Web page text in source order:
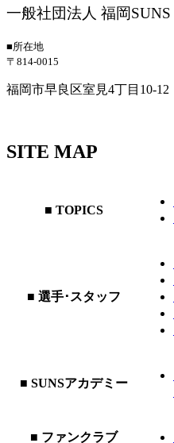
一般社団法人 福岡SUNS
■所在地
〒814-0015
福岡市早良区室見4丁目10-12
SITE MAP
■ TOPICS
■ 選手･スタッフ
■ SUNSアカデミー
■ ファンクラブ